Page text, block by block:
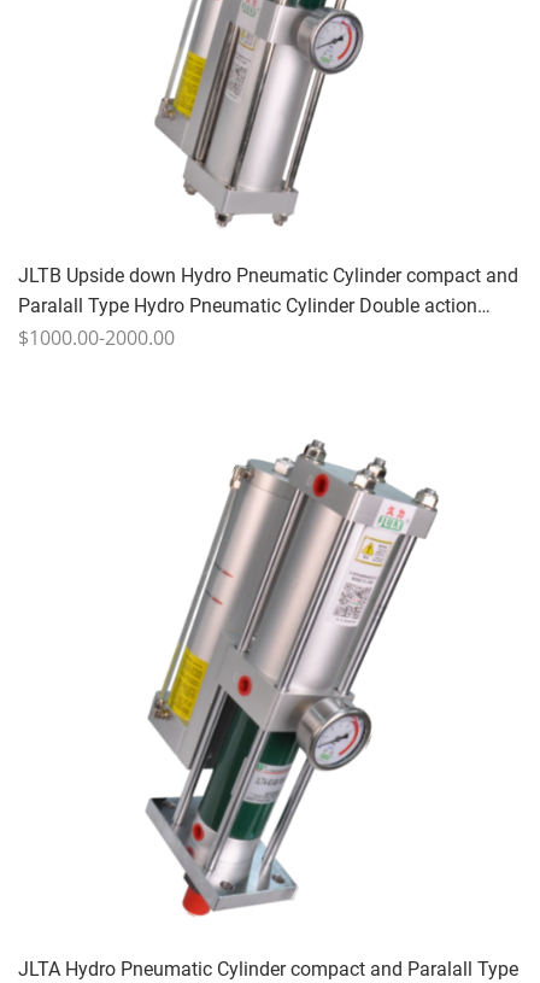
JLTB Upside down Hydro Pneumatic Cylinder compact and
Paralall Type Hydro Pneumatic Cylinder Double action
Clean comprime Air Anti-Wear Huile hydraulique 10-25
$1000.00-2000.00
JLTA Hydro Pneumatic Cylinder compact and Paralall Type